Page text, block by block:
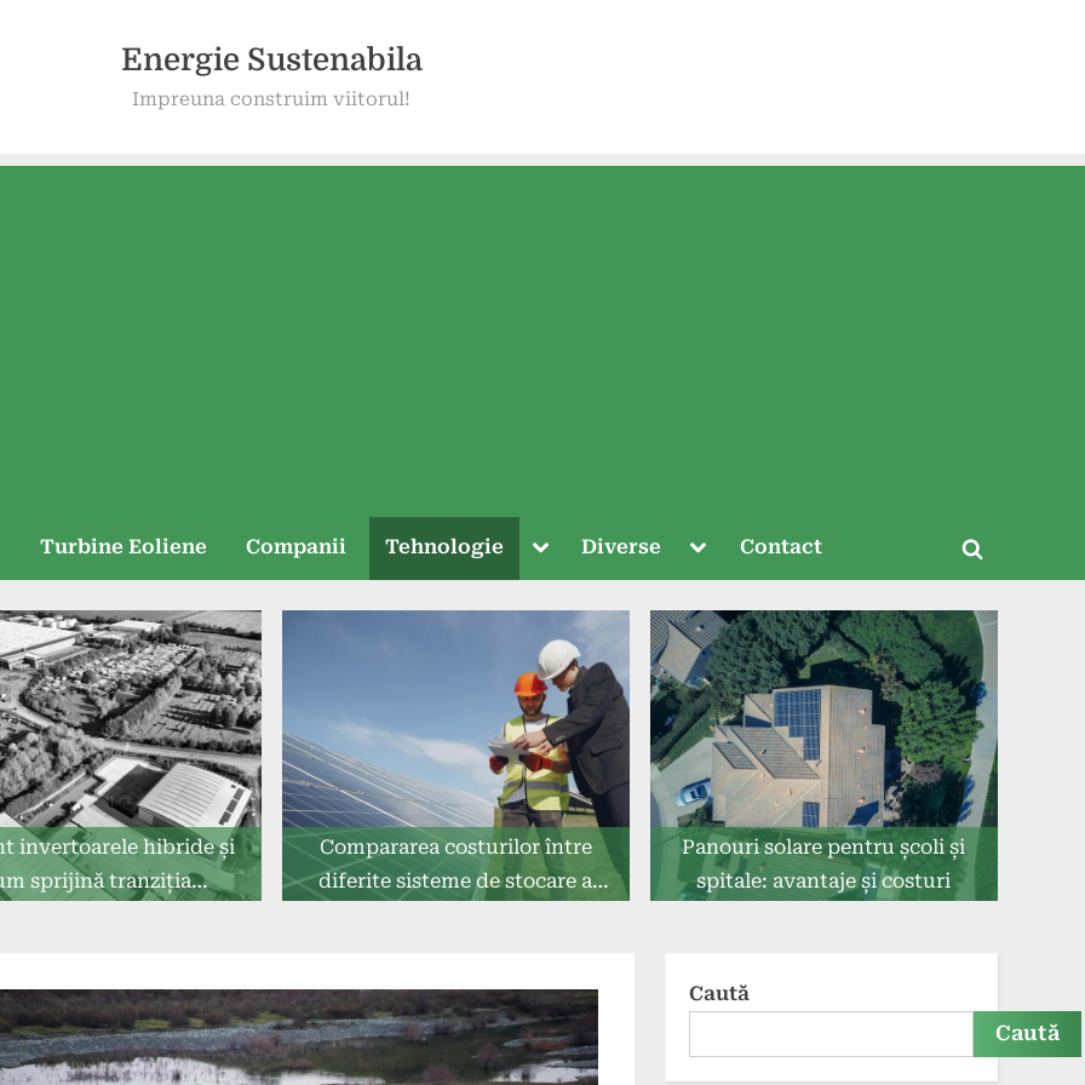
Energie Sustenabila
Impreuna construim viitorul!
Turbine Eoliene Companii Tehnologie
Toggle
menu
Diverse
Toggle
menu
Contact
Toggle
form
invertoarele hibride și
sprijină tranziția
Compararea costurilor între
diferite sisteme de stocare a
Panouri solare pentru școli și
spitale: avantaje și costuri
Caută
Caută